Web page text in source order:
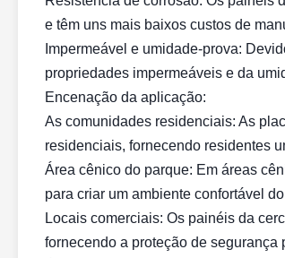
e têm uns mais baixos custos de
Impermeável e umidade-prova:
propriedades impermeáveis e da
Encenação da aplicação:
As comunidades residenciais: As
residenciais, fornecendo residentes
Área cênico do parque: Em áreas
para criar um ambiente confortável
Locais comerciais: Os painéis da
fornecendo a proteção de segurança